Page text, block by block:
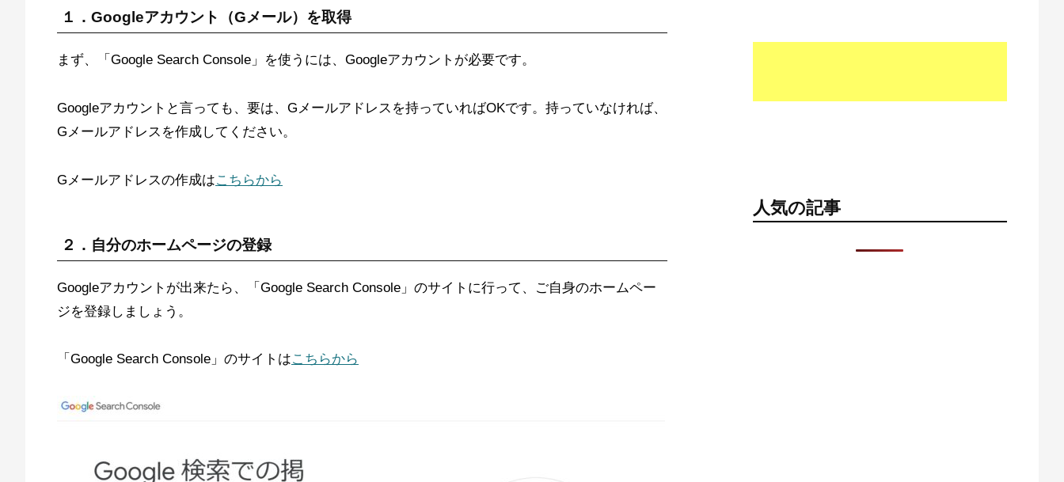
１．Googleアカウント（Gメール）を取得
まず、「Google Search Console」を使うには、Googleアカウントが必要です。
Googleアカウントと言っても、要は、Gメールアドレスを持っていればOKです。持っていなければ、
Gメールアドレスを作成してください。
Gメールアドレスの作成はこちらから
２．自分のホームページの登録
Googleアカウントが出来たら、「Google Search Console」のサイトに行って、ご自身のホームペー
ジを登録しましょう。
「Google Search Console」のサイトはこちらから
人気の記事